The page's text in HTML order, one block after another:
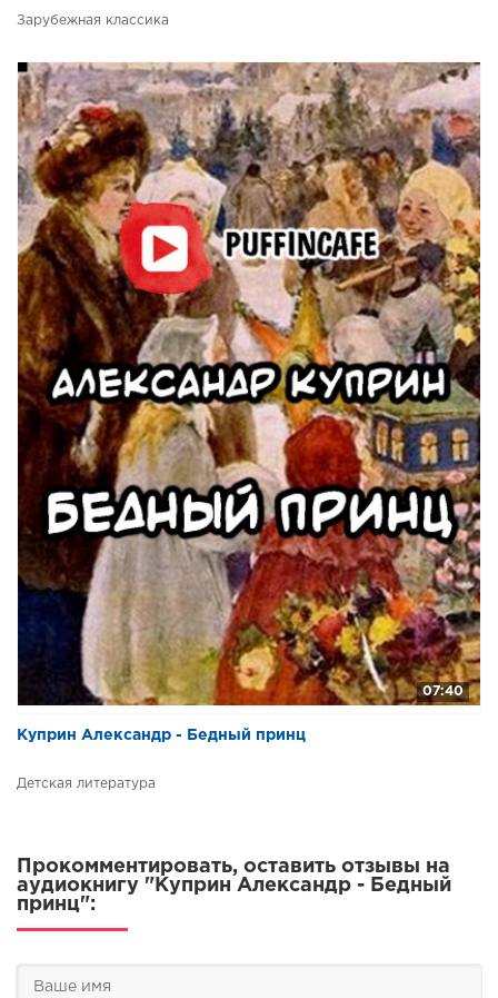
Зарубежная классика
07:40
Куприн Александр - Бедный принц
Детская литература
Прокомментировать, оставить отзывы на
аудиокнигу "Куприн Александр - Бедный
принц":